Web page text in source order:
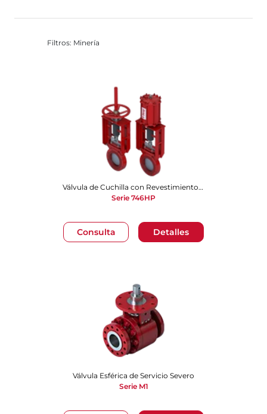
Filtros: Minería
Consulta Detalles
Válvula de Cuchilla con Revestimiento de Poliuretano Bidireccional
Serie 746HP
Válvula Esférica de Servicio Severo
Serie M1